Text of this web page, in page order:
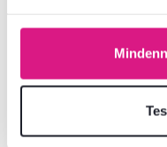
4,9 4
Relax forgószék fotel,